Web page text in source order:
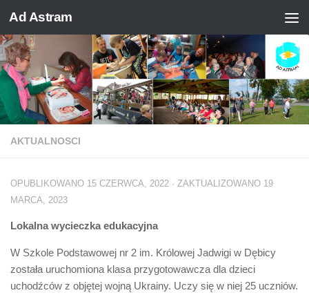
Skip to content
Ad Astram
AKTUALNOSCI
OPUBLIKOWANO 15 CZERWCA, 2022 · ZAKTUALIZOWANO 19
MARCA, 2023
Lokalna wycieczka edukacyjna
W Szkole Podstawowej nr 2 im. Królowej Jadwigi w Dębicy
została uruchomiona klasa przygotowawcza dla dzieci
uchodźców z objętej wojną Ukrainy. Uczy się w niej 25 uczniów.